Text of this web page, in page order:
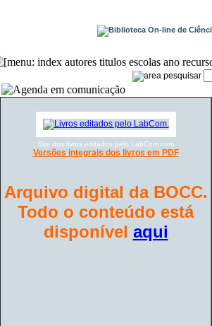
Site dos livros editados pelo LabCom com
Versões integrais dos livros em PDF
Arquivo digital da BOCC.
Todo o conteúdo está
disponível aqui